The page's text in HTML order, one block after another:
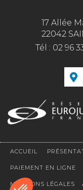
17 Allée
22042
Tél : 02 96
ACCUEIL
PAIEMENT EN LIGNE
MENTIONS LÉGALES